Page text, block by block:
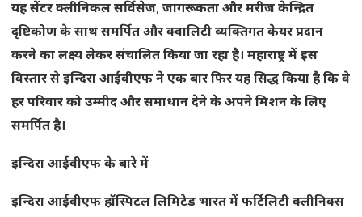
यहसेंटरक्लीनिकलसर्विसेज, जागरूकताऔरमरीजकेन्द्रित
दृष्टिकोणकेसाथसमर्पितऔरक्वालिटीव्यक्तिगतकेयरप्रदान
करनेकालक्ष्यलेकरसंचालितकियाजारहाहै। महाराष्ट्रमेंइस
विस्तारसेइन्दिराआईवीएफनेएकबारफिरयहसिद्धकियाहैकिवे
हरपरिवारकोउम्मीदऔरसमाधानदेनेकेअपनेमिशनकेलिए
समर्पितहै।
इन्दिराआईवीएफकेबारेमें
इन्दिराआईवीएफहॉस्पिटललिमिटेडभारतमेंफर्टिलिटीक्लीनिक्स